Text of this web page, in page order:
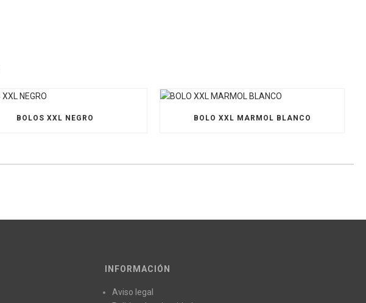
BOLOS XXL NEGRO BOLO XXL MARMOL BLANCO
INFORMACIÓN
Aviso legal